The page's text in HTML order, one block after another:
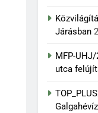
Járásban
MFP-
utca